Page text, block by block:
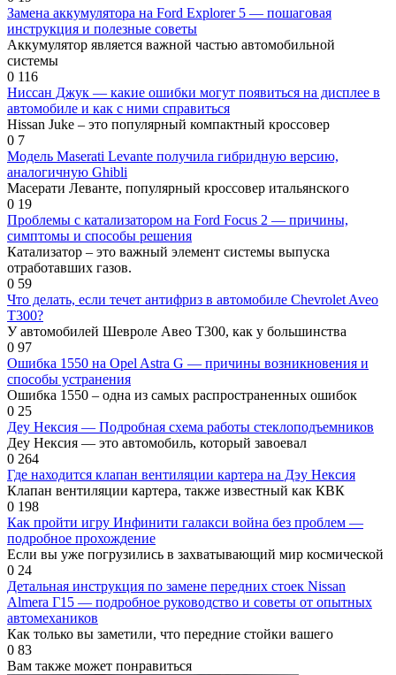
Замена аккумулятора на Ford Explorer 5 — пошаговая
инструкция и полезные советы
Аккумулятор является важной частью автомобильной
системы
0 116
Ниссан Джук — какие ошибки могут появиться на дисплее в
автомобиле и как с ними справиться
Нissan Juke – это популярный компактный кроссовер
0 7
Модель Maserati Levante получила гибридную версию,
аналогичную Ghibli
Масерати Леванте, популярный кроссовер итальянского
0 19
Проблемы с катализатором на Ford Focus 2 — причины,
симптомы и способы решения
Катализатор – это важный элемент системы выпуска
отработавших газов.
0 59
Что делать, если течет антифриз в автомобиле Chevrolet Aveo
T300?
У автомобилей Шевроле Авео Т300, как у большинства
0 97
Ошибка 1550 на Opel Astra G — причины возникновения и
способы устранения
Ошибка 1550 – одна из самых распространенных ошибок
0 25
Деу Нексия — Подробная схема работы стеклоподъемников
Деу Нексия — это автомобиль, который завоевал
0 264
Где находится клапан вентиляции картера на Дэу Нексия
Клапан вентиляции картера, также известный как КВК
0 198
Как пройти игру Инфинити галакси война без проблем —
подробное прохождение
Если вы уже погрузились в захватывающий мир космической
0 24
Детальная инструкция по замене передних стоек Nissan
Almera Г15 — подробное руководство и советы от опытных
автомехаников
Как только вы заметили, что передние стойки вашего
0 83
Вам также может понравиться